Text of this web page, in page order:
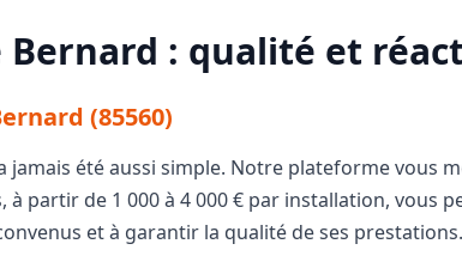
Bernard : qualité et
(85560)
jamais été aussi simple. Notre plateforme vous
partir de 1 000 à 4 000 € par installation, vous
et à garantir la qualité de ses prestations.